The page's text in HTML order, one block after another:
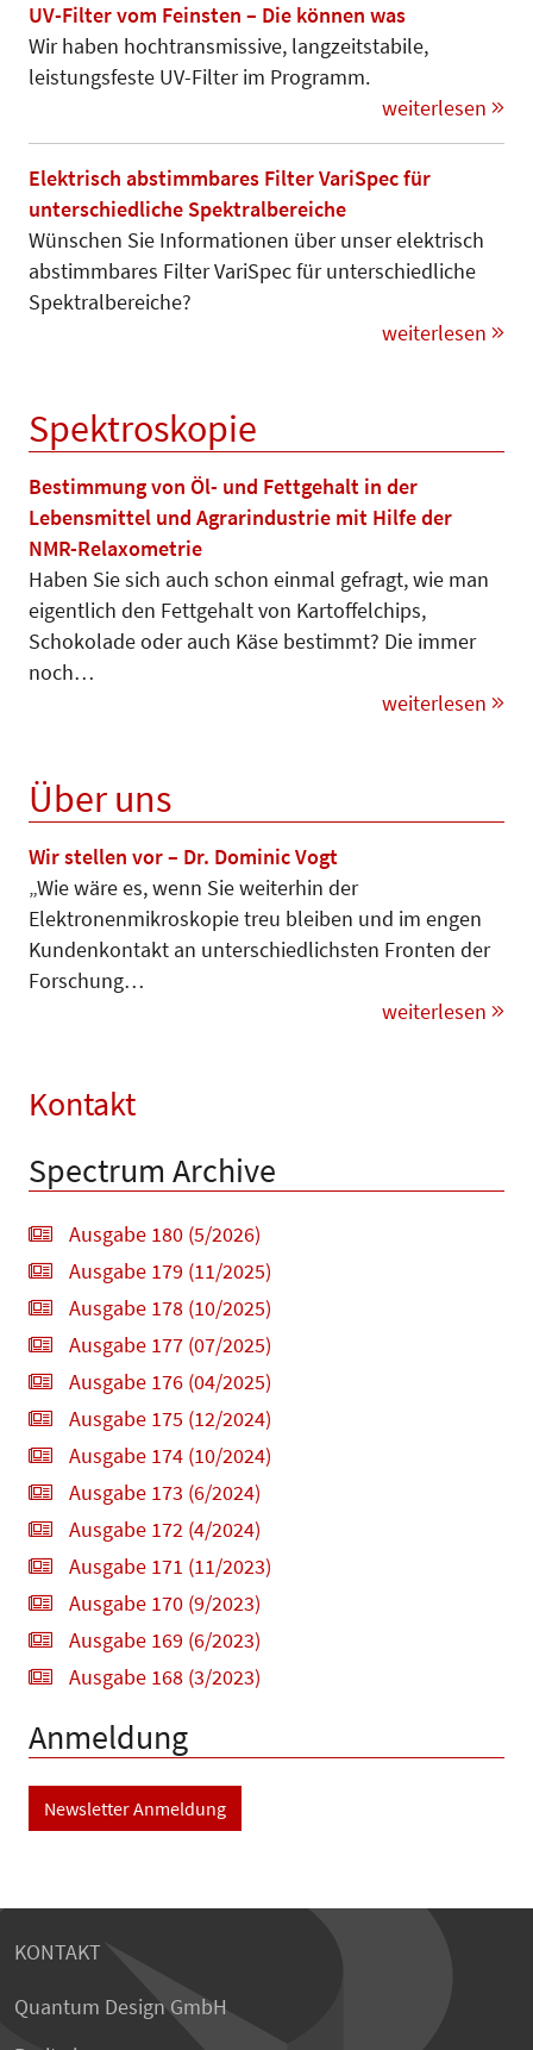
UV-Filter vom Feinsten – Die können was
Wir haben hochtransmissive, langzeit­stabile,
leistungsfeste UV-Filter im Programm.
weiterlesen
Elektrisch abstimmbares Filter VariSpec für
unterschiedliche Spektralbereiche
Wünschen Sie Informationen über unser elektrisch
abstimmbares Filter VariSpec für unterschiedliche
Spek­tral­bereiche?
weiterlesen
Spektroskopie
Bestimmung von Öl- und Fettgehalt in der
Lebensmittel und Agrarindustrie mit Hilfe der
NMR-Relaxometrie
Haben Sie sich auch schon einmal gefragt, wie man
eigentlich den Fettgehalt von Kartoffelchips,
Schokolade oder auch Käse bestimmt? Die immer
noch…
weiterlesen
Über uns
Wir stellen vor – Dr. Dominic Vogt
„Wie wäre es, wenn Sie weiterhin der
Elektronenmikroskopie treu bleiben und im engen
Kundenkontakt an unterschiedlichsten Fronten der
Forschung…
weiterlesen
Kontakt
Spectrum Archive
Ausgabe 180 (5/2026)
Ausgabe 179 (11/2025)
Ausgabe 178 (10/2025)
Ausgabe 177 (07/2025)
Ausgabe 176 (04/2025)
Ausgabe 175 (12/2024)
Ausgabe 174 (10/2024)
Ausgabe 173 (6/2024)
Ausgabe 172 (4/2024)
Ausgabe 171 (11/2023)
Ausgabe 170 (9/2023)
Ausgabe 169 (6/2023)
Ausgabe 168 (3/2023)
Anmeldung
Newsletter Anmeldung
KONTAKT
Quantum Design GmbH